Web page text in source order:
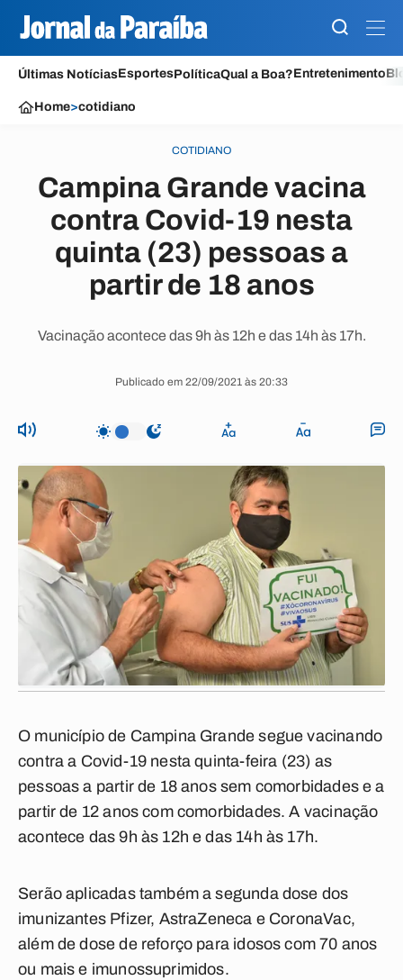
Últimas NotíciasEsportesPolíticaQual a Boa?Entretenimento
Home>cotidiano
COTIDIANO
Campina Grande vacina
contra Covid-19 nesta
quinta (23) pessoas a
partir de 18 anos
Vacinação acontece das 9h às 12h e das 14h às 17h.
Publicado em 22/09/2021 às 20:33
O município de Campina Grande segue vacinando
contra a Covid-19 nesta quinta-feira (23) as
pessoas a partir de 18 anos sem comorbidades e a
partir de 12 anos com comorbidades. A vacinação
acontece das 9h às 12h e das 14h às 17h.
Serão aplicadas também a segunda dose dos
imunizantes Pfizer, AstraZeneca e CoronaVac,
além de dose de reforço para idosos com 70 anos
ou mais e imunossuprimidos.